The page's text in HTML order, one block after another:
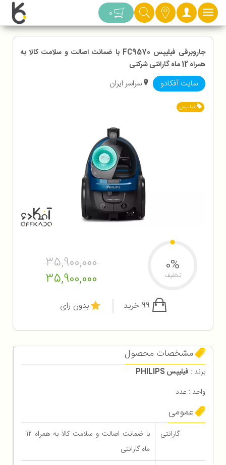
دسته بندی 0
جاروبرقی فیلیپس FC9570 با ضمانت اصالت و سلامت کالا به
همراه 12 ماه گارانتی شرکتی
سایت آفکادو سراسر ایران
فیلیپس
35,900,000
35,900,000
0%
تخفیف
بدون رای
مشخصات محصول
برند : فیلیپس PHILIPS
واحد : عدد
عمومی
گارانتی
با ضمانت اصالت و سلامت کالا به همراه 12
ماه گارانتی